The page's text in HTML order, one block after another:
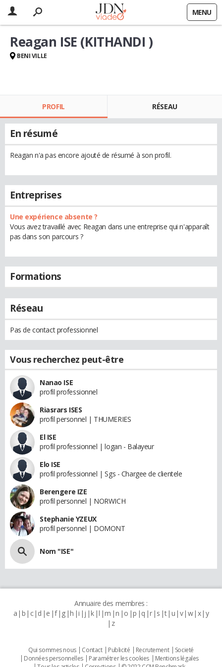
MENU
Reagan ISE (KITHANDI )
BENI VILLE
PROFIL RÉSEAU
En résumé
Reagan n'a pas encore ajouté de résumé à son profil.
Entreprises
Une expérience absente ?
Vous avez travaillé avec Reagan dans une entreprise qui n'apparaît
pas dans son parcours ?
Formations
Réseau
Pas de contact professionnel
Vous recherchez peut-être
Nanao ISE
profil professionnel
Riasrars ISES
profil personnel | THUMERIES
El ISE
profil professionnel | logan - Balayeur
Elo ISE
profil professionnel | Sgs - Chargee de clientele
Berengere IZE
profil personnel | NORWICH
Stephanie YZEUX
profil personnel | DOMONT
Nom "ISE"
Annuaire des membres :
a b c d e f g h i j k l m n o p q r s t u v w x y
z
Qui sommes nous Contact Publicité Recrutement
Societé
Données personnelles
Paramétrer les cookies
Mentions légales